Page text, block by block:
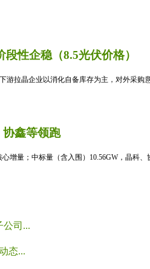
性企稳（8.5光伏价格）
游拉晶企业以消化自备库存为主，对外采
鑫等领跑
增量；中标量（含入围）10.56GW，晶科
公司...
态...